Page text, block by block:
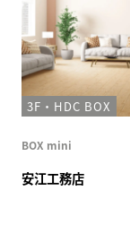
BOX mini
安江工務店
3F・HDC BOX